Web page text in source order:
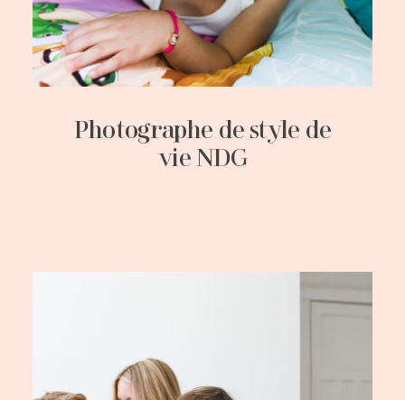
Photographe de style de
vie NDG